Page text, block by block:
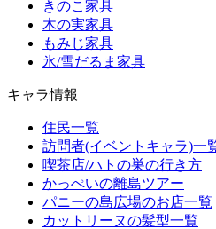
きのこ家具
木の実家具
もみじ家具
氷/雪だるま家具
キャラ情報
住民一覧
訪問者(イベントキャラ)一
喫茶店/ハトの巣の行き方
かっぺいの離島ツアー
パニーの島広場のお店一覧
カットリーヌの髪型一覧